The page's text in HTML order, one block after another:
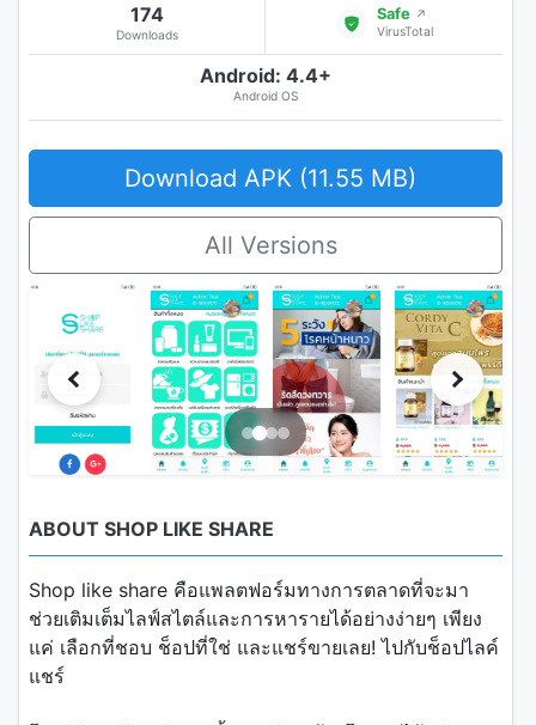
174
Downloads
Safe ↗
VirusTotal
Android: 4.4+
Android OS
Download APK (11.55 MB)
All Versions
ABOUT SHOP LIKE SHARE
Shop like share คือแพลตฟอร์มทางการตลาดที่จะมา
ช่วยเติมเต็มไลฟ์สไตล์และการหารายได้อย่างง่ายๆ เพียง
แค่ เลือกที่ชอบ ช็อปที่ใช่ และแชร์ขายเลย! ไปกับช็อปไลค์
แชร์